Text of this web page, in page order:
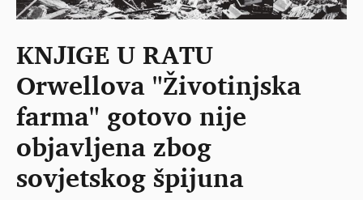
KNJIGE U RATU
Orwellova "Životinjska
farma" gotovo nije
objavljena zbog
sovjetskog špijuna